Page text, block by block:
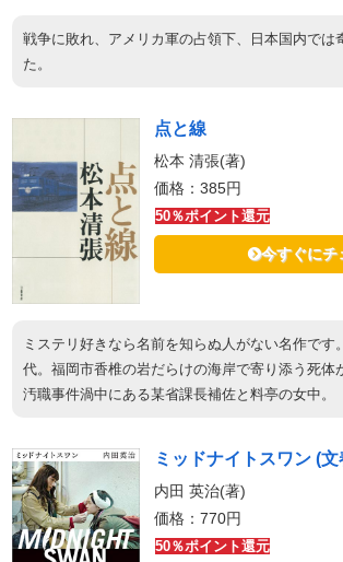
戦争に敗れ、アメリカ軍の占領下、日本国内では
た。
点と線
松本 清張(著)
価格：385円
50％ポイント還元
今すぐにチ
ミステリ好きなら名前を知らぬ人がない名作です
代。福岡市香椎の岩だらけの海岸で寄り添う死体
汚職事件渦中にある某省課長補佐と料亭の女中。
ミッドナイトスワン (
内田 英治(著)
価格：770円
50％ポイント還元